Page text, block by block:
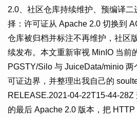
2.0、社区仓库持续维护、预编译二
择：许可证从 Apache 2.0 切换到
仓库被归档并标注不再维护，社区
续发布。本文重新审视 MinIO 当前
PGSTY/Silo 与 JuiceData/minio 两
可证边界，并整理出我自己的
RELEASE.2021-04-22T15-44-28Z
的最后 Apache 2.0 版本，把 HTTP